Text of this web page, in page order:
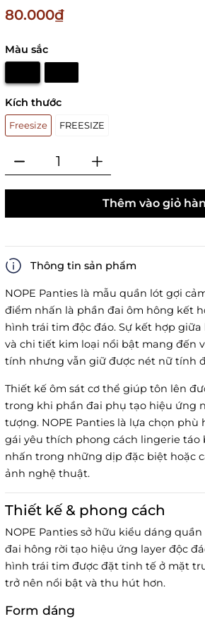
80.000₫
Màu sắc
Kích thước
Freesize FREESIZE
Thêm vào giỏ
Thông tin sản phẩm
NOPE Panties là mẫu quần lót gợi
điểm nhấn là phần đai ôm hông kết
hình trái tim độc đáo. Sự kết hợp
và chi tiết kim loại nổi bật mang đến
tính nhưng vẫn giữ được nét nữ tính
Thiết kế ôm sát cơ thể giúp tôn lên
trong khi phần đai phụ tạo hiệu ứng
tượng. NOPE Panties là lựa chọn phù
gái yêu thích phong cách lingerie táo
nhấn trong những dịp đặc biệt hoặc
ảnh nghệ thuật.
Thiết kế & phong cách
NOPE Panties sở hữu kiểu dáng
đai hông rời tạo hiệu ứng layer độc
hình trái tim được đặt tinh tế ở mặt
trở nên nổi bật và thu hút hơn.
Form dáng